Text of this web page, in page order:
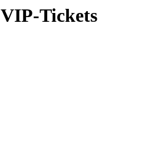
VIP-Tickets